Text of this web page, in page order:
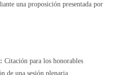
una proposición presentada por
Citación para los honorables
de una sesión plenaria.